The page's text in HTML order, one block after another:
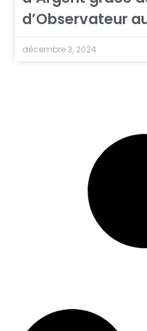
d’Observateur
décembre 3, 2024